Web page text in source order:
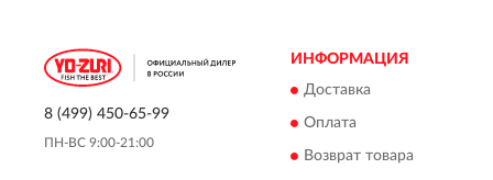
8 (499) 450-65-99
ПН-ВС 9:00-21:00
ИНФОРМАЦИЯ
Доставка
Оплата
Возврат товара